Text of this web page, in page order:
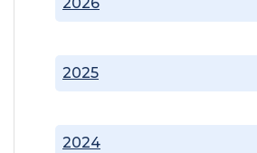
2024
2025
2026